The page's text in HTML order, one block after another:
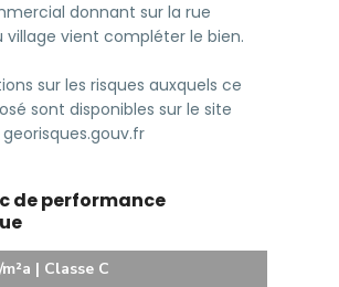
donnant sur la rue
village vient compléter le bien.
sur les risques auxquels ce
sont disponibles sur le site
de performance
| Classe C